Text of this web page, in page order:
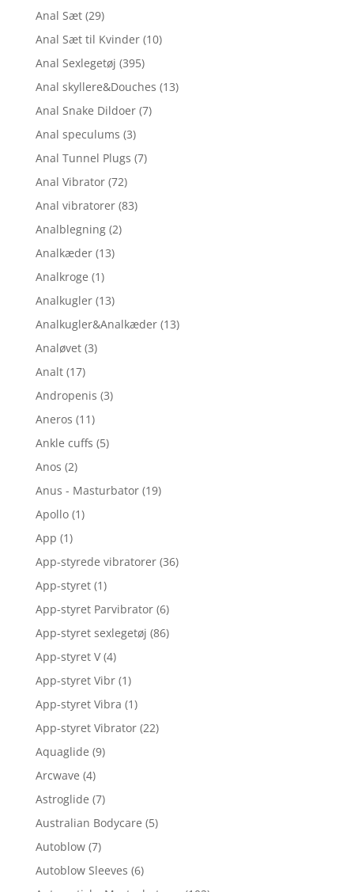
Anal Sæt (29)
Anal Sæt til Kvinder (10)
Anal Sexlegetøj (395)
Anal skyllere&Douches (13)
Anal Snake Dildoer (7)
Anal speculums (3)
Anal Tunnel Plugs (7)
Anal Vibrator (72)
Anal vibratorer (83)
Analblegning (2)
Analkæder (13)
Analkroge (1)
Analkugler (13)
Analkugler&Analkæder (13)
Analøvet (3)
Analt (17)
Andropenis (3)
Aneros (11)
Ankle cuffs (5)
Anos (2)
Anus - Masturbator (19)
Apollo (1)
App (1)
App-styrede vibratorer (36)
App-styret (1)
App-styret Parvibrator (6)
App-styret sexlegetøj (86)
App-styret V (4)
App-styret Vibr (1)
App-styret Vibra (1)
App-styret Vibrator (22)
Aquaglide (9)
Arcwave (4)
Astroglide (7)
Australian Bodycare (5)
Autoblow (7)
Autoblow Sleeves (6)